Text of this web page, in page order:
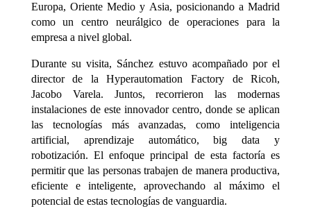
Europa, Oriente Medio y Asia, posicionando a Madrid
como un centro neurálgico de operaciones para la
empresa a nivel global.
Durante su visita, Sánchez estuvo acompañado por el
director de la Hyperautomation Factory de Ricoh,
Jacobo Varela. Juntos, recorrieron las modernas
instalaciones de este innovador centro, donde se aplican
las tecnologías más avanzadas, como inteligencia
artificial, aprendizaje automático, big data y
robotización. El enfoque principal de esta factoría es
permitir que las personas trabajen de manera productiva,
eficiente e inteligente, aprovechando al máximo el
potencial de estas tecnologías de vanguardia.